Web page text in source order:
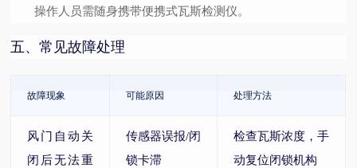
操作人员需随身携带便携式瓦斯检测仪。
五、常见故障处理
故障现象 可能原因 处理方法
风门自动关
闭后无法重
传感器误报/闭
锁卡滞
检查瓦斯浓度，手
动复位闭锁机构